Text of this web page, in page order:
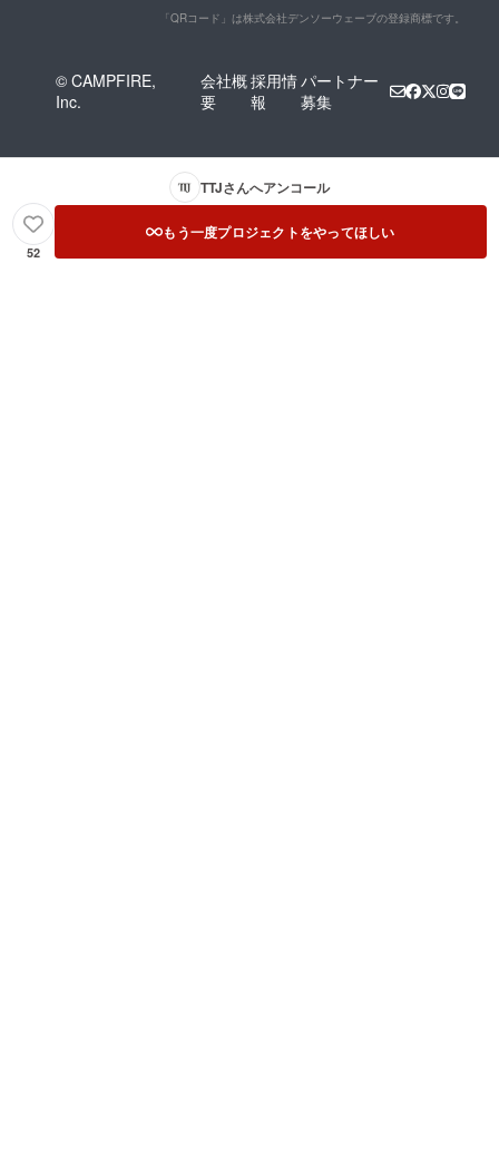
「QRコード」は株式会社デンソーウェーブの登録商標です。
© CAMPFIRE,
Inc.
会社概
要
採用情
報
パートナー
募集
TTJさんへアンコール
52
もう一度プロジェクトをやってほしい